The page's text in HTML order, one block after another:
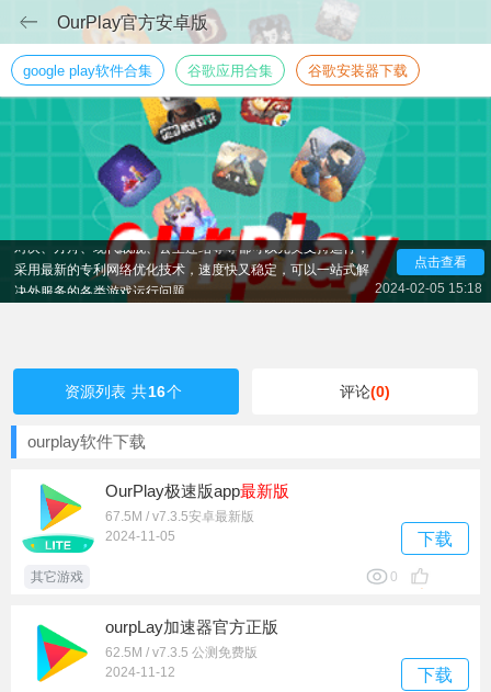
OurPlay官方安卓版
下载国外的大网游很多手机都不能玩，一直在加载页面进
不去，这时你需要下载OurPlay原谷歌空间，它是一款非常好
用的游戏加速器，自带谷歌框架，可以一键帮你安装国际服务
游戏的神器，很多热门的国际服务游戏都可以玩，像APEX英
雄，pubg手游，对峙2、FGO、樱花校园模拟器、光遇、传说
对决、方舟、现代战舰、公主连结等等都可以完美支持运行，
采用最新的专利网络优化技术，速度快又稳定，可以一站式解
决外服务的各类游戏运行问题。
点击查看
2024-02-05 15:18
google play软件合集 谷歌应用合集 谷歌安装器下载
资源列表 共16个 评论(0)
ourplay软件下载
OurPlay极速版app最新版
67.5M / v7.3.5安卓最新版
2024-11-05
下载
其它游戏 0
ourpLay加速器官方正版
62.5M / v7.3.5 公测免费版
2024-11-12
下载